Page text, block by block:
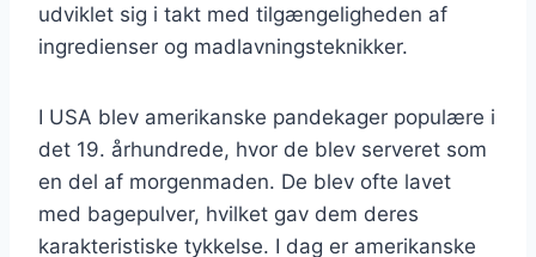
udviklet sig i takt med tilgængeligheden af
ingredienser og madlavningsteknikker.
I USA blev amerikanske pandekager populære i
det 19. århundrede, hvor de blev serveret som
en del af morgenmaden. De blev ofte lavet
med bagepulver, hvilket gav dem deres
karakteristiske tykkelse. I dag er amerikanske